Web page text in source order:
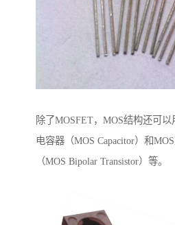
除了MOSFET，MOS结构还可
电容器（MOS Capacitor）和
（MOS Bipolar Transistor）等。